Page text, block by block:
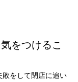
をつけるこ
をして閉店に追い